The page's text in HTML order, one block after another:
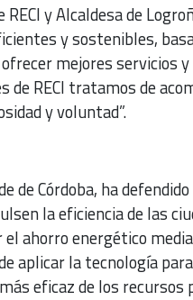
y Alcaldesa de
y sostenibles,
mejores servicios y
de RECI tratamos de
y voluntad”.
de Córdoba, ha
la eficiencia de las
ahorro energético
aplicar la tecnología
eficaz de los recursos